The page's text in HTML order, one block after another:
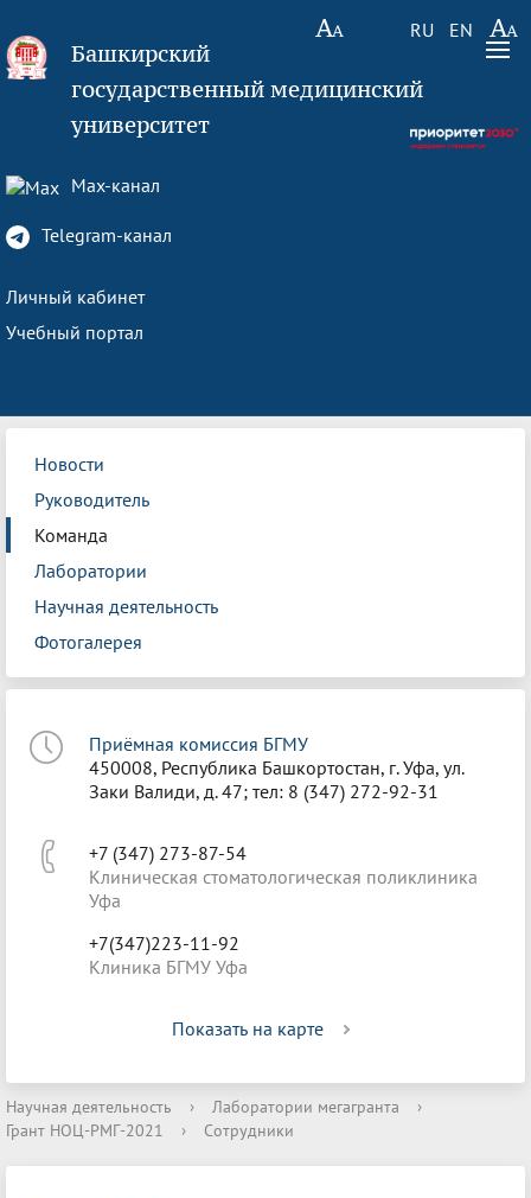
RU EN
Башкирский
государственный медицинский
университет
Max-канал
Telegram-канал
Личный кабинет
Учебный портал
Новости
Руководитель
Команда
Лаборатории
Научная деятельность
Фотогалерея
Приёмная комиссия БГМУ
450008, Республика Башкортостан, г. Уфа, ул.
Заки Валиди, д. 47; тел: 8 (347) 272-92-31
+7 (347) 273-87-54
Клиническая стоматологическая поликлиника
Уфа
+7(347)223-11-92
Клиника БГМУ Уфа
Показать на карте
Научная деятельность › Лаборатории мегагранта
›
Грант НОЦ-РМГ-2021
› Сотрудники